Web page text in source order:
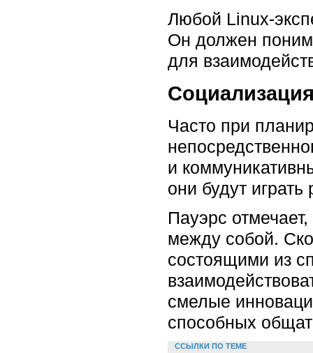
Любой Linux-
Он должен
для
Часто при
и
они будут
Пауэрс
между собой.
состоящими из
смелые
способных
ССЫЛКИ ПО ТЕМЕ